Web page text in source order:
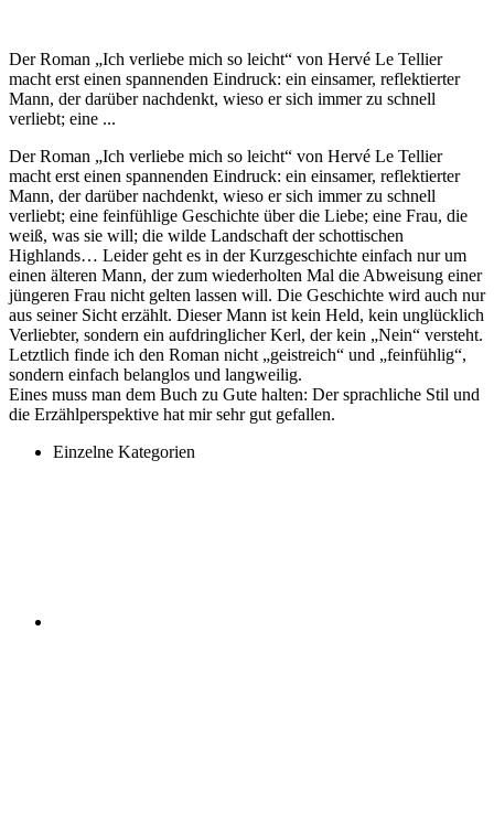
Der Roman „Ich verliebe mich so leicht“ von Hervé Le Tellier
macht erst einen spannenden Eindruck: ein einsamer, reflektierter
Mann, der darüber nachdenkt, wieso er sich immer zu schnell
verliebt; eine ...
Der Roman „Ich verliebe mich so leicht“ von Hervé Le Tellier
macht erst einen spannenden Eindruck: ein einsamer, reflektierter
Mann, der darüber nachdenkt, wieso er sich immer zu schnell
verliebt; eine feinfühlige Geschichte über die Liebe; eine Frau, die
weiß, was sie will; die wilde Landschaft der schottischen
Highlands… Leider geht es in der Kurzgeschichte einfach nur um
einen älteren Mann, der zum wiederholten Mal die Abweisung einer
jüngeren Frau nicht gelten lassen will. Die Geschichte wird auch nur
aus seiner Sicht erzählt. Dieser Mann ist kein Held, kein unglücklich
Verliebter, sondern ein aufdringlicher Kerl, der kein „Nein“ versteht.
Letztlich finde ich den Roman nicht „geistreich“ und „feinfühlig“,
sondern einfach belanglos und langweilig.
Eines muss man dem Buch zu Gute halten: Der sprachliche Stil und
die Erzählperspektive hat mir sehr gut gefallen.
Einzelne Kategorien